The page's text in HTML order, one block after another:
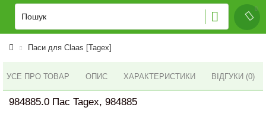
Паси для Claas [Tagex]
УСЕ ПРО ТОВАР ОПИС ХАРАКТЕРИСТИКИ ВІДГУКИ (0)
984885.0 Пас Tagex, 984885